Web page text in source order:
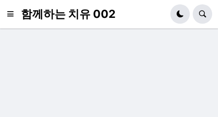
함께하는 치유 002